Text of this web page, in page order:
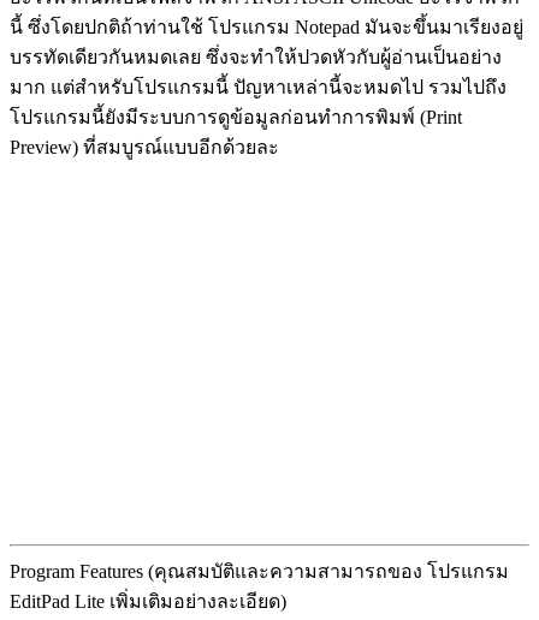
นี้ ซึ่งโดยปกติถ้าท่านใช้ โปรแกรม Notepad มันจะขึ้นมาเรียงอยู่
บรรทัดเดียวกันหมดเลย ซึ่งจะทำให้ปวดหัวกับผู้อ่านเป็นอย่าง
มาก แต่สำหรับโปรแกรมนี้ ปัญหาเหล่านี้จะหมดไป รวมไปถึง
โปรแกรมนี้ยังมีระบบการดูข้อมูลก่อนทำการพิมพ์ (Print
Preview) ที่สมบูรณ์แบบอีกด้วยละ
Program Features (คุณสมบัติและความสามารถของ โปรแกรม
EditPad Lite เพิ่มเติมอย่างละเอียด)